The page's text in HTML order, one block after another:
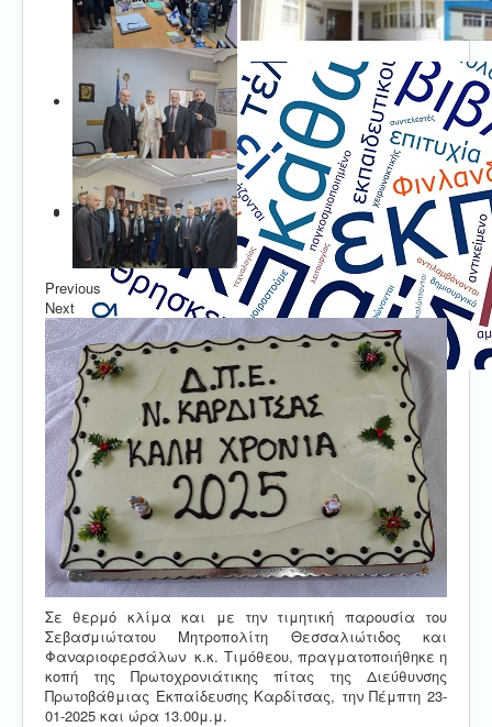
Previous
Next
Σε θερμό κλίμα και με την τιμητική παρουσία του
Σεβασμιώτατου Μητροπολίτη Θεσσαλιώτιδος και
Φαναριοφερσάλων κ.κ. Τιμόθεου, πραγματοποιήθηκε η
κοπή της Πρωτοχρονιάτικης πίτας της Διεύθυνσης
Πρωτοβάθμιας Εκπαίδευσης Καρδίτσας, την Πέμπτη 23-
01-2025 και ώρα 13.00μ.μ.